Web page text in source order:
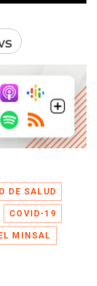
DE SALUD
COVID-19
MINSAL